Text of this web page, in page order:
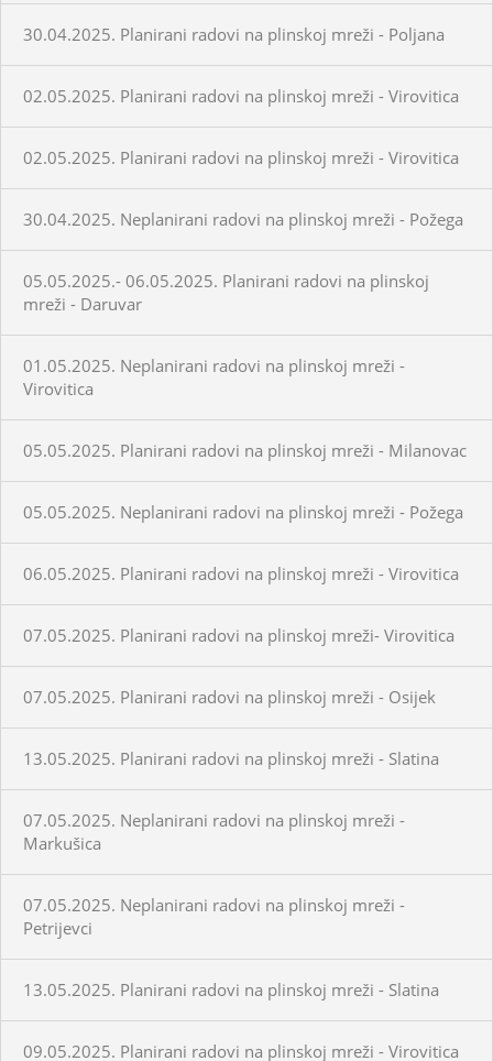
30.04.2025. Planirani radovi na plinskoj mreži - Poljana
02.05.2025. Planirani radovi na plinskoj mreži - Virovitica
02.05.2025. Planirani radovi na plinskoj mreži - Virovitica
30.04.2025. Neplanirani radovi na plinskoj mreži - Požega
05.05.2025.- 06.05.2025. Planirani radovi na plinskoj
mreži - Daruvar
01.05.2025. Neplanirani radovi na plinskoj mreži -
Virovitica
05.05.2025. Planirani radovi na plinskoj mreži - Milanovac
05.05.2025. Neplanirani radovi na plinskoj mreži - Požega
06.05.2025. Planirani radovi na plinskoj mreži - Virovitica
07.05.2025. Planirani radovi na plinskoj mreži- Virovitica
07.05.2025. Planirani radovi na plinskoj mreži - Osijek
13.05.2025. Planirani radovi na plinskoj mreži - Slatina
07.05.2025. Neplanirani radovi na plinskoj mreži -
Markušica
07.05.2025. Neplanirani radovi na plinskoj mreži -
Petrijevci
13.05.2025. Planirani radovi na plinskoj mreži - Slatina
09.05.2025. Planirani radovi na plinskoj mreži - Virovitica